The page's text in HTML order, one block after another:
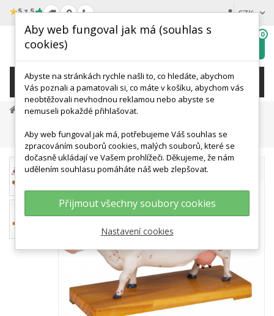
★5 z 5 CZK
wishlist
0
KATEGORIE
Veterinární Modely A Simulace
Model Krávy S Akupunkturními Body
Aby web fungoval jak má (souhlas s
cookies)
Abyste na stránkách rychle našli to, co hledáte, abychom
Vás poznali a pamatovali si, co máte v košíku, abychom vás
neobtěžovali nevhodnou reklamou nebo abyste se
nemuseli pokaždé přihlašovat.
Aby web fungoval jak má, potřebujeme Váš souhlas se
zpracováním souborů cookies, malých souborů, které se
dočasně ukládají ve Vašem prohlížeči. Děkujeme, že nám
udělením souhlasu pomáháte náš web zlepšovat.
Přijmout všechny soubory cookies
Nastavení cookies